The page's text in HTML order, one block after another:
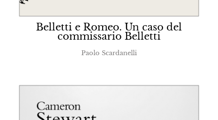
Belletti e Romeo. Un caso del
commissario Belletti
Paolo Scardanelli